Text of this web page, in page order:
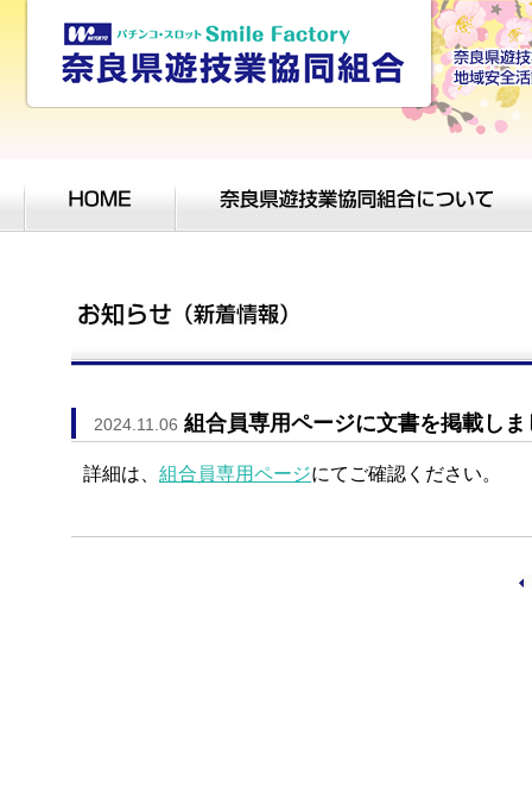
2024.11.06 組合員専用ページに文書を掲載しま
詳細は、 組合員専用ページにてご確認ください。